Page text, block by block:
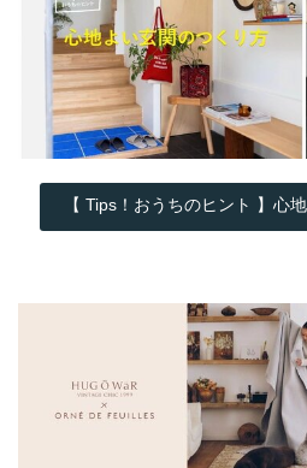
【 Tips！おうちのヒント 】心